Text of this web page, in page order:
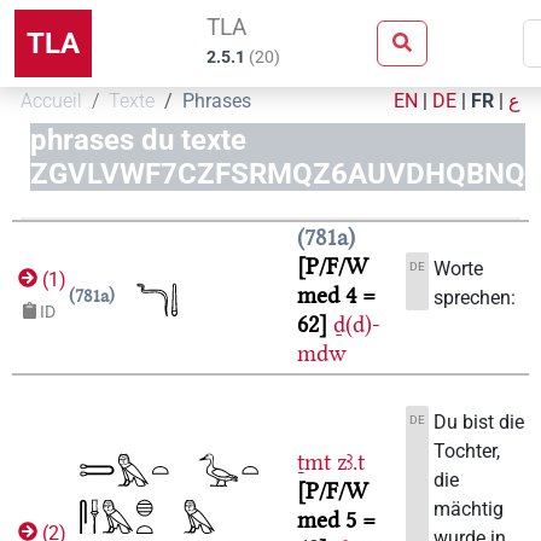
TLA TLA
2.5.1 (20)
Accueil Texte Phrases EN | DE | FR | ع
phrases du texte
ZGVLVWF7CZFSRMQZ6AUVDHQBNQ
(1)
ID
781a
781a
P/F/W
med 4 =
62 ḏ(d)-
mdw
DE
Worte
sprechen:
(2)
ṯmt zꜣ.t
P/F/W
med 5 =
DE
Du bist die
Tochter,
die
mächtig